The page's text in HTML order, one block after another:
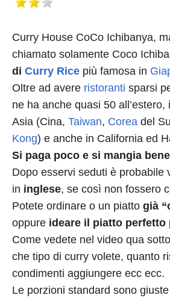
Curry House CoCo Ichibanya,
chiamato solamente Coco
di Curry Rice più famosa in
Oltre ad avere ristoranti sparsi
ne ha anche quasi 50 all’estero,
Asia (Cina, Taiwan, Corea del
Kong) e anche in California ed
Si paga poco e si mangia
Dopo esservi seduti è probabile
in inglese, se così non fossero
Potete ordinare o un piatto già
oppure ideare il piatto perfetto
Come vedete nel video qua
che tipo di curry volete, quanto
condimenti aggiungere ecc ecc.
Le porzioni standard sono